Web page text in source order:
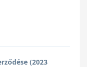
(2023